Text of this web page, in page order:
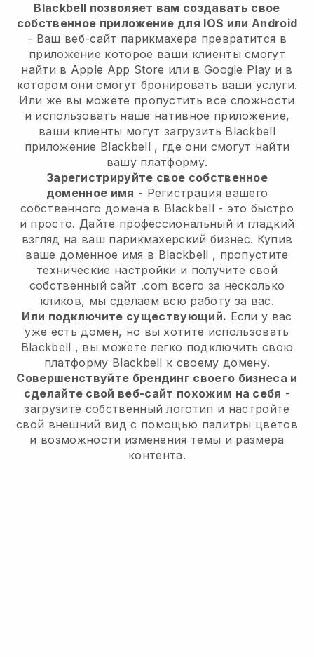
Blackbell позволяет вам создавать свое
собственное приложение для IOS или Android
- Ваш веб-сайт парикмахера превратится в
приложение которое ваши клиенты смогут
найти в Apple App Store или в Google Play и в
котором они смогут бронировать ваши услуги.
Или же вы можете пропустить все сложности
и использовать наше нативное приложение,
ваши клиенты могут загрузить Blackbell
приложение Blackbell , где они смогут найти
вашу платформу.
Зарегистрируйте свое собственное
доменное имя - Регистрация вашего
собственного домена в Blackbell - это быстро
и просто. Дайте профессиональный и гладкий
взгляд на ваш парикмахерский бизнес. Купив
ваше доменное имя в Blackbell , пропустите
технические настройки и получите свой
собственный сайт .com всего за несколько
кликов, мы сделаем всю работу за вас.
Или подключите существующий. Если у вас
уже есть домен, но вы хотите использовать
Blackbell , вы можете легко подключить свою
платформу Blackbell к своему домену.
Совершенствуйте брендинг своего бизнеса и
сделайте свой веб-сайт похожим на себя -
загрузите собственный логотип и настройте
свой внешний вид с помощью палитры цветов
и возможности изменения темы и размера
контента.